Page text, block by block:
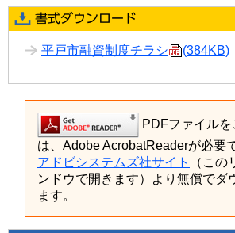
平戸市融資制度チラシ (384KB)
PDFファイル
は、Adobe AcrobatReaderが必要
アドビシステムズ社サイト
（この
ンドウで開きます）より無償でダ
ます。